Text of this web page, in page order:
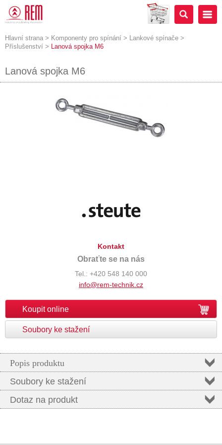
Hlavní strana > Komponenty pro spínání > Lankové spínače >
Příslušenství > Lanová spojka M6
Lanová spojka M6
Kontakt
Obraťte se na nás
Tel.: +420 548 140 000
info@rem-technik.cz
Koupit online
Soubory ke stažení
Popis produktu
Soubory ke stažení
Dotaz na produkt